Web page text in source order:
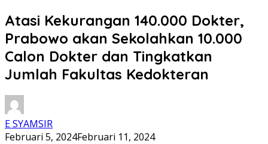
Atasi Kekurangan 140.000 Dokter,
Prabowo akan Sekolahkan 10.000
Calon Dokter dan Tingkatkan
Jumlah Fakultas Kedokteran
E SYAMSIR
Februari 5, 2024Februari 11, 2024